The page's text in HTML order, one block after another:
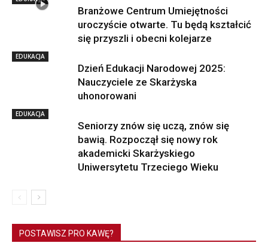
Branżowe Centrum Umiejętności
uroczyście otwarte. Tu będą kształcić
się przyszli i obecni kolejarze
EDUKACJA
Dzień Edukacji Narodowej 2025:
Nauczyciele ze Skarżyska
uhonorowani
EDUKACJA
Seniorzy znów się uczą, znów się
bawią. Rozpoczął się nowy rok
akademicki Skarżyskiego
Uniwersytetu Trzeciego Wieku
POSTAWISZ PRO KAWĘ?